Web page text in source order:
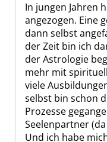
Ayke
In jungen Jahren
angezogen. Eine
dann selbst
der Zeit bin ich
der Astrologie
mehr mit
viele
selbst bin schon
Prozesse
Seelenpartner
Und ich habe